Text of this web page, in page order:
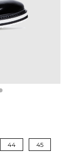
44 45